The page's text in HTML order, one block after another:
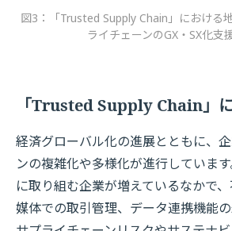
図3：「Trusted Supply Chain」における
ライチェーンのGX・SX化支
「Trusted Supply Chain」
経済グローバル化の進展とともに、
ンの複雑化や多様化が進行していま
に取り組む企業が増えているなかで
媒体での取引管理、データ連携機能